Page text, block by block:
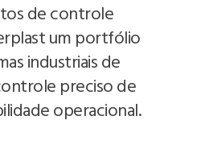
de controle
um portfólio
industriais de
preciso de
operacional.